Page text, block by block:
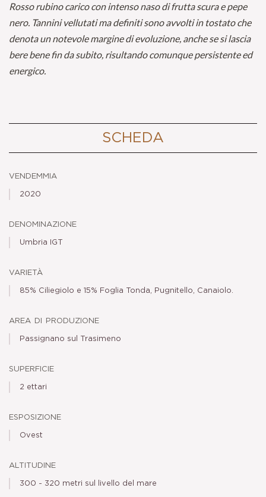
Rosso rubino carico con intenso naso di frutta scura e pepe
nero. Tannini vellutati ma definiti sono avvolti in tostato che
denota un notevole margine di evoluzione, anche se si lascia
bere bene fin da subito, risultando comunque persistente ed
energico.
SCHEDA
vendemmia
2020
denominazione
Umbria IGT
varietà
85% Ciliegiolo e 15% Foglia Tonda, Pugnitello, Canaiolo.
area di produzione
Passignano sul Trasimeno
superficie
2 ettari
esposizione
Ovest
altitudine
300 - 320 metri sul livello del mare